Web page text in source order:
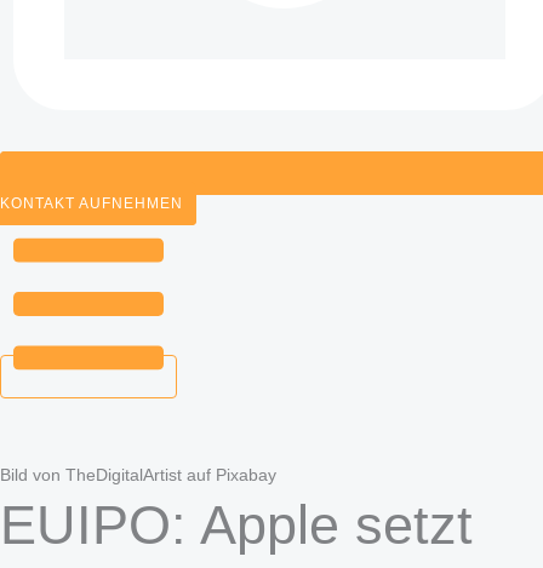
KONTAKT AUFNEHMEN
Bild von TheDigitalArtist auf Pixabay
EUIPO: Apple setzt